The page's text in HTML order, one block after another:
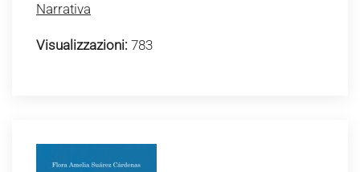
Narrativa
Visualizzazioni: 783